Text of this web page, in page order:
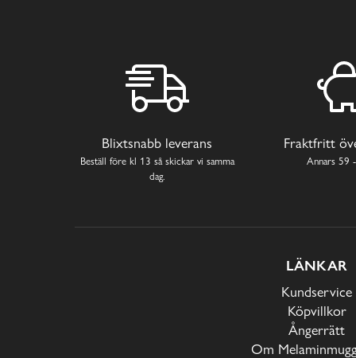
Blixtsnabb leverans
Beställ före kl 13 så skickar vi samma
dag.
Fraktfritt
Annars 59
LÄNKAR
Kundservice
Köpvillkor
Ångerrätt
Om